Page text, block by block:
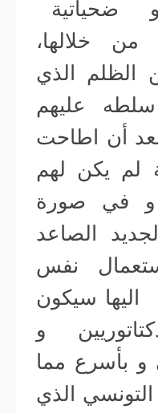
او ضحياتية
خلالها،
الظلم الذي
عليهم
أن اطاحت
لم يكن لهم
و في صورة
الصاعد
نفس
اليها سيكون
و
و بأسرع مما
الذي